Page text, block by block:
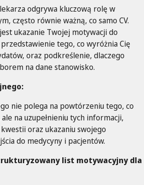
odgrywa kluczową rolę w
często równie ważną, co samo CV.
ukazanie Twojej motywacji do
tego, co wyróżnia Cię
oraz podkreślenie, dlaczego
na dane stanowisko.
nie polega na powtórzeniu tego, co
na uzupełnieniu tych informacji,
oraz ukazaniu swojego
do medycyny i pacjentów.
list motywacyjny dla